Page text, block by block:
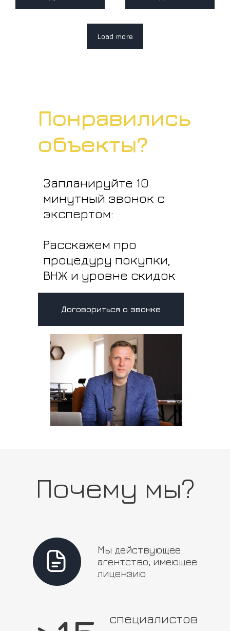
Load more
Понравились
объекты?
Запланируйте 10
минутный звонок с
экспертом:
Расскажем про
процедуру покупки,
ВНЖ и уровне скидок
Договориться о звонке
Почему мы?
специалистов
Мы действующее
агентство, имеющее
лицензию
руководителя Freedom
Property Смирнова
“Лучший район для покупки квартиры в